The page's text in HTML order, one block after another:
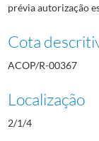
prévia autorização
Cota
ACOP/R-00367
Localização
2/1/4